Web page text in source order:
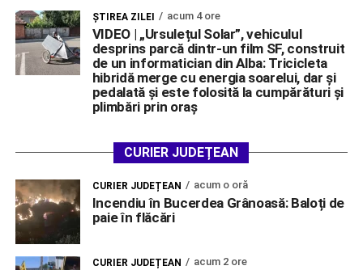
ŞTIREA ZILEI acum 4 ore
VIDEO | „Ursulețul Solar”, vehiculul
desprins parcă dintr-un film SF, construit
de un informatician din Alba: Tricicleta
hibridă merge cu energia soarelui, dar și
pedalată și este folosită la cumpărături și
plimbări prin oraș
CURIER JUDEȚEAN
CURIER JUDEȚEAN acum o oră
Incendiu în Bucerdea Grânoasă: Baloți de
paie în flăcări
CURIER JUDEȚEAN acum 2 ore